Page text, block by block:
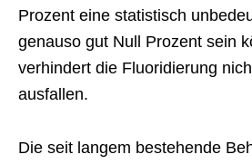
Prozent eine statistisch
genauso gut Null Prozent sein
verhindert die Fluoridierung
ausfallen.
Die seit langem bestehende